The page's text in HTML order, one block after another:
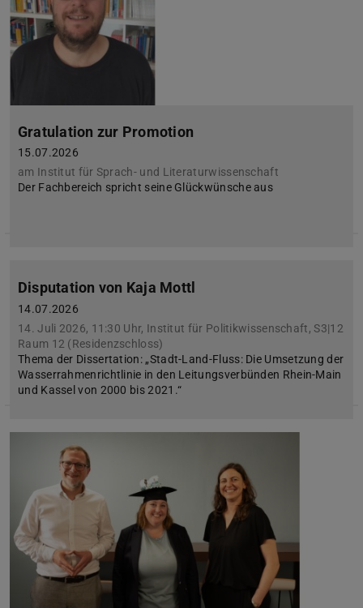
Gratulation zur Promotion
15.07.2026
am Institut für Sprach- und Literaturwissenschaft
Der Fachbereich spricht seine Glückwünsche aus
Disputation von Kaja Mottl
14.07.2026
14. Juli 2026, 11:30 Uhr, Institut für Politikwissenschaft, S3|12
Raum 12 (Residenzschloss)
Thema der Dissertation: „Stadt-Land-Fluss: Die Umsetzung der
Wasserrahmenrichtlinie in den Leitungsverbünden Rhein-Main
und Kassel von 2000 bis 2021.“